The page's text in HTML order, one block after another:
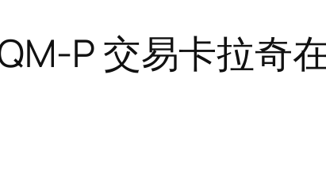
P 交易卡拉奇